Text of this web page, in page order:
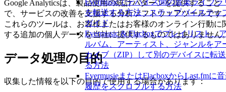
Evermusicでデバイス間の音楽ライブラ
を転送する方法：ステップバイステッ
ガイド
Evermusic & Flacboxでプレイリスト、
ルバム、アーティスト、ジャンルをア
カイブ（ZIP）して別のデバイスに転
る方法
EvermusieまたはFlacboxからLast.fmに
履歴をスクロブルする方法
Google Analyticsは、製品使用の統計パターンを提供すること
で、サービスの改善を支援する分析ソフトウェアツールです
これらのツールは、お客様またはお客様のオンライン行動に
する追加の個人データを当社に提供するものではありません
データ処理の目的
収集した情報を以下の目的で使用する場合があります：